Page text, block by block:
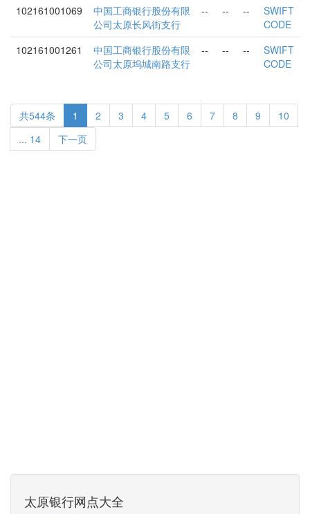
102161001069
中国工商银行股份有限
公司太原长风街支行
-- -- --
SWIFT
CODE
102161001261
中国工商银行股份有限
公司太原坞城南路支行
-- -- --
SWIFT
CODE
共544条 1 2 3 4 5 6 7 8 9
10
... 14
下一页
太原银行网点大全